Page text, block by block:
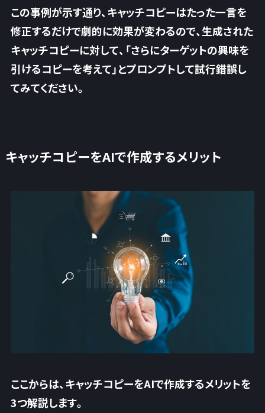
この事例が示す通り、キャッチコピーはたった一言を
修正するだけで劇的に効果が変わるので、生成された
キャッチコピーに対して、「さらにターゲットの興味を
引けるコピーを考えて」とプロンプトして試行錯誤し
てみてください。
キャッチコピーをAIで作成するメリット
ここからは、キャッチコピーをAIで作成するメリットを
3つ解説します。